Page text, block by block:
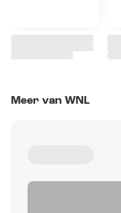
Meer van WNL